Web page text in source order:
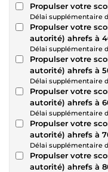
Propulser votre
Délai supplémentaire
Propulser votre
autorité) ahrefs à
Délai supplémentaire
Propulser votre
autorité) ahrefs à
Délai supplémentaire
Propulser votre
autorité) ahrefs à
Délai supplémentaire
Propulser votre
autorité) ahrefs à
Délai supplémentaire
Propulser votre
autorité) ahrefs à